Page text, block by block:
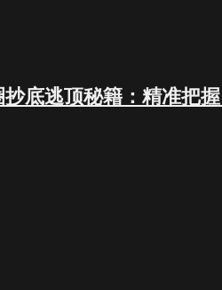
抄底逃顶秘籍：精准把